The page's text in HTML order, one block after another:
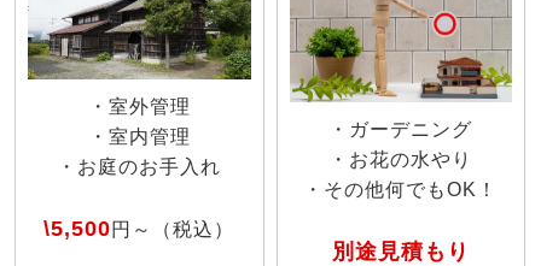
・室外管理
・室内管理
・お庭のお手入れ
\5,500円～（税込）
・ガーデニング
・お花の水やり
・その他何でもOK！
別途見積もり